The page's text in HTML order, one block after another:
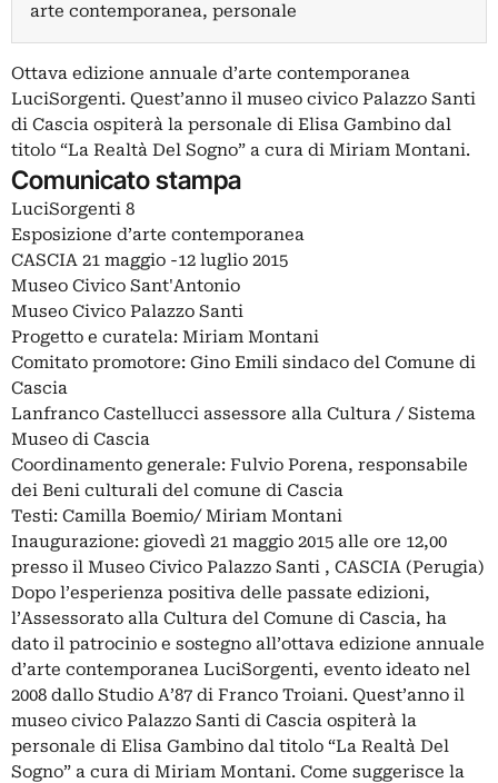
arte contemporanea, personale
Ottava edizione annuale d’arte contemporanea
LuciSorgenti. Quest’anno il museo civico Palazzo Santi
di Cascia ospiterà la personale di Elisa Gambino dal
titolo “La Realtà Del Sogno” a cura di Miriam Montani.
Comunicato stampa
LuciSorgenti 8
Esposizione d’arte contemporanea
CASCIA 21 maggio -12 luglio 2015
Museo Civico Sant'Antonio
Museo Civico Palazzo Santi
Progetto e curatela: Miriam Montani
Comitato promotore: Gino Emili sindaco del Comune di
Cascia
Lanfranco Castellucci assessore alla Cultura / Sistema
Museo di Cascia
Coordinamento generale: Fulvio Porena, responsabile
dei Beni culturali del comune di Cascia
Testi: Camilla Boemio/ Miriam Montani
Inaugurazione: giovedì 21 maggio 2015 alle ore 12,00
presso il Museo Civico Palazzo Santi , CASCIA (Perugia)
Dopo l’esperienza positiva delle passate edizioni,
l’Assessorato alla Cultura del Comune di Cascia, ha
dato il patrocinio e sostegno all’ottava edizione annuale
d’arte contemporanea LuciSorgenti, evento ideato nel
2008 dallo Studio A’87 di Franco Troiani. Quest’anno il
museo civico Palazzo Santi di Cascia ospiterà la
personale di Elisa Gambino dal titolo “La Realtà Del
Sogno” a cura di Miriam Montani. Come suggerisce la